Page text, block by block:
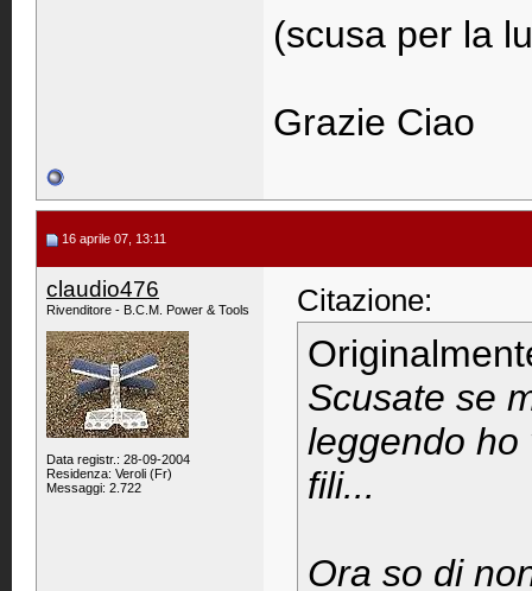
(scusa per la
Grazie Ciao
16 aprile 07, 13:11
claudio476
Rivenditore - B.C.M. Power & Tools
Data registr.: 28-09-2004
Residenza: Veroli (Fr)
Messaggi: 2.722
Citazione:
Scusate se
leggendo ho
fili...
Ora so di